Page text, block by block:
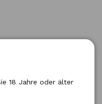
18 Jahre oder älter